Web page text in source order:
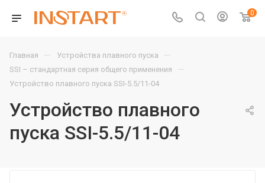
0
Главная — Устройства плавного пуска —
SSI – стандартная серия общего применения —
Устройство плавного пуска SSI-5.5/11-04
Устройство плавного
пуска SSI-5.5/11-04